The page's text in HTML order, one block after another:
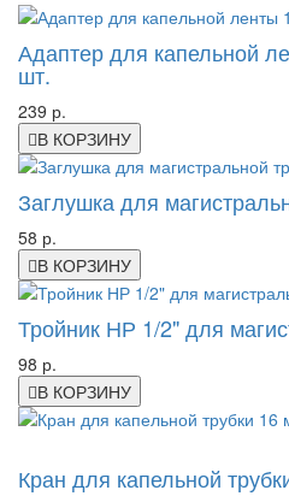
Адаптер для капельной
шт.
239 р.
В КОРЗИНУ
Заглушка для
58 р.
В КОРЗИНУ
Тройник НР 1/2" для
98 р.
В КОРЗИНУ
Кран для капельной